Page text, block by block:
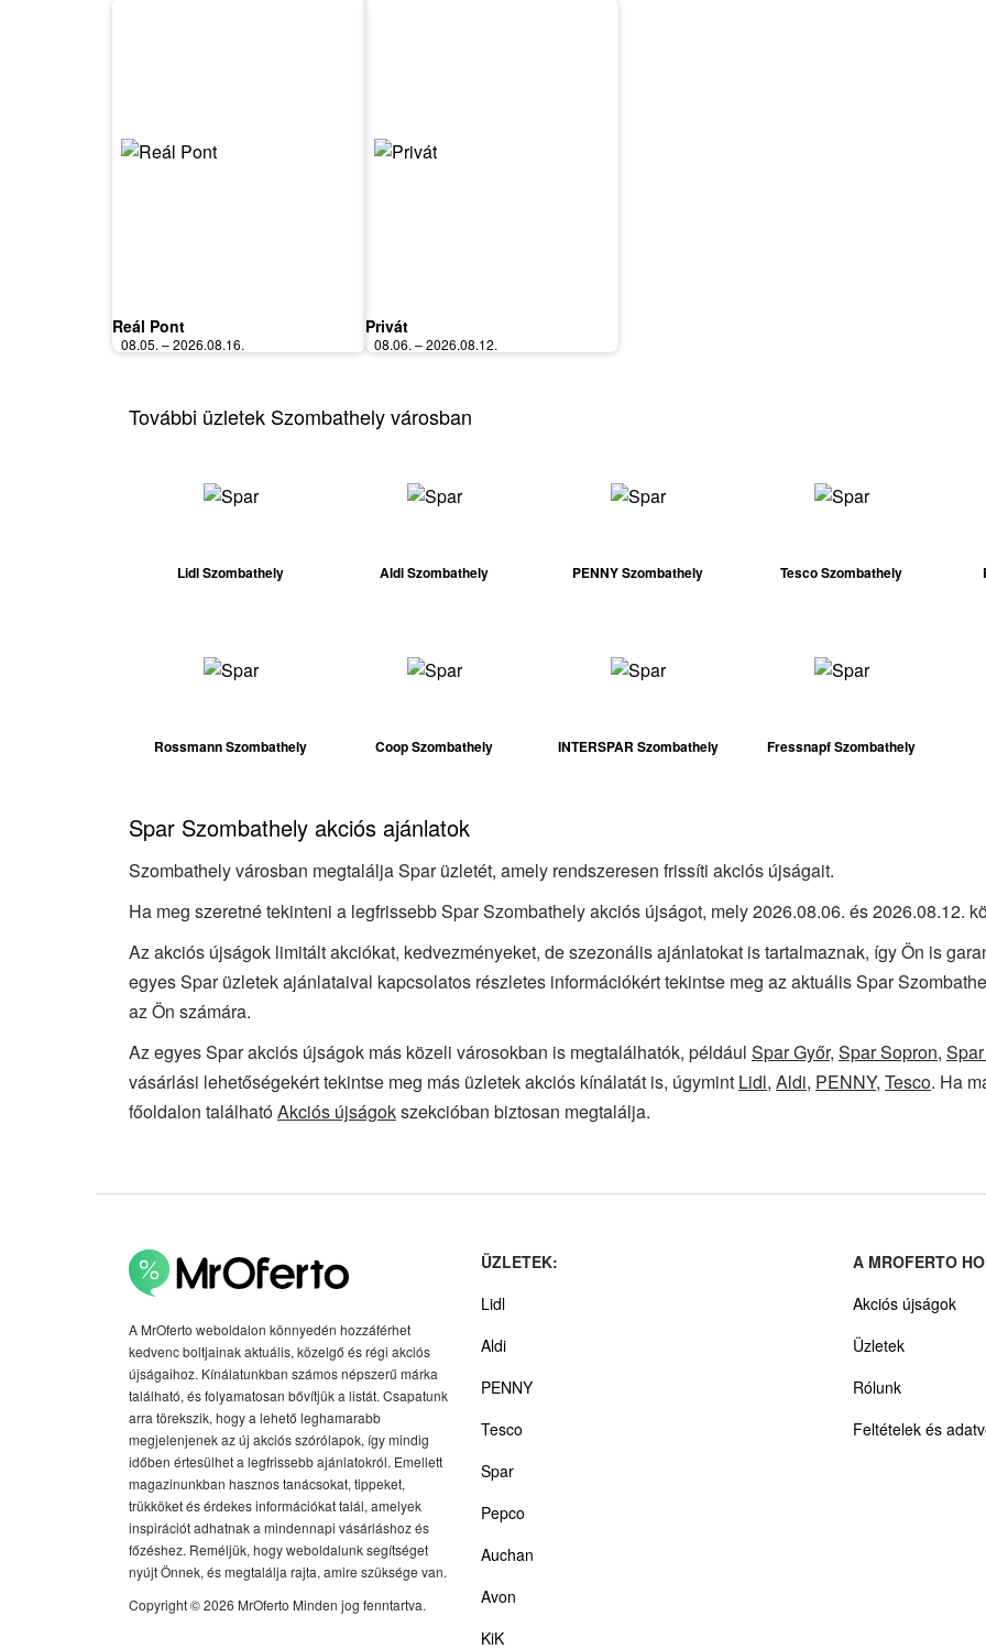
Reál Pont
08.05. – 2026.08.16.
Privát
08.06. – 2026.08.12.
További üzletek Szombathely városban
Lidl Szombathely Aldi Szombathely PENNY Szombathely Tesco Szombathely
Rossmann Szombathely Coop Szombathely INTERSPAR Szombathely Fressnapf Szombathely
Spar Szombathely akciós ajánlatok
Szombathely városban megtalálja Spar üzletét, amely rendszeresen frissíti akciós újságait.
Ha meg szeretné tekinteni a legfrissebb Spar Szombathely akciós újságot, mely 2026.08.06. és 2026.08.12.
Az akciós újságok limitált akciókat, kedvezményeket, de szezonális ajánlatokat is tartalmaznak, így Ön is
egyes Spar üzletek ajánlataival kapcsolatos részletes információkért tekintse meg az aktuális Spar
az Ön számára.
Az egyes Spar akciós újságok más közeli városokban is megtalálhatók, például Spar Győr, Spar Sopron,
vásárlási lehetőségekért tekintse meg más üzletek akciós kínálatát is, úgymint Lidl, Aldi, PENNY, Tesco. Ha
főoldalon találhatóAkciós újságokszekcióban biztosan megtalálja.
A MrOferto weboldalon könnyedén hozzáférhet
kedvenc boltjainak aktuális, közelgő és régi akciós
újságaihoz. Kínálatunkban számos népszerű márka
található, és folyamatosan bővítjük a listát. Csapatunk
arra törekszik, hogy a lehető leghamarabb
megjelenjenek az új akciós szórólapok, így mindig
időben értesülhet a legfrissebb ajánlatokról. Emellett
magazinunkban hasznos tanácsokat, tippeket,
trükköket és érdekes információkat talál, amelyek
inspirációt adhatnak a mindennapi vásárláshoz és
főzéshez. Reméljük, hogy weboldalunk segítséget
nyújt Önnek, és megtalálja rajta, amire szüksége van.
Copyright © 2026 MrOferto Minden jog fenntartva.
ÜZLETEK:
Lidl
Aldi
PENNY
Tesco
Spar
Pepco
Auchan
Avon
KiK
A MROFERTO
Akciós újságok
Üzletek
Rólunk
Feltételek és